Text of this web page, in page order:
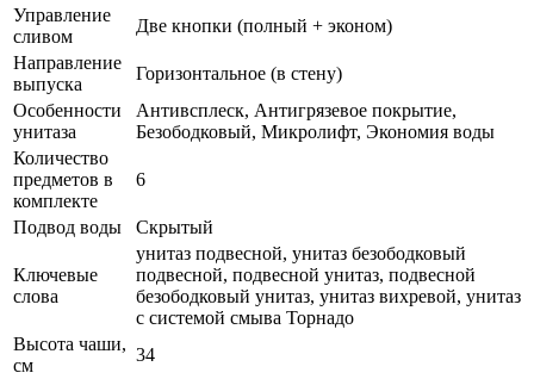
Управление
сливом
Две кнопки (полный + эконом)
Направление
выпуска
Горизонтальное (в стену)
Особенности
унитаза
Антивсплеск, Антигрязевое покрытие,
Безободковый, Микролифт, Экономия воды
Количество
предметов в
комплекте
6
Подвод воды Скрытый
Ключевые
слова
унитаз подвесной, унитаз безободковый
подвесной, подвесной унитаз, подвесной
безободковый унитаз, унитаз вихревой, унитаз
с системой смыва Торнадо
Высота чаши,
см
34